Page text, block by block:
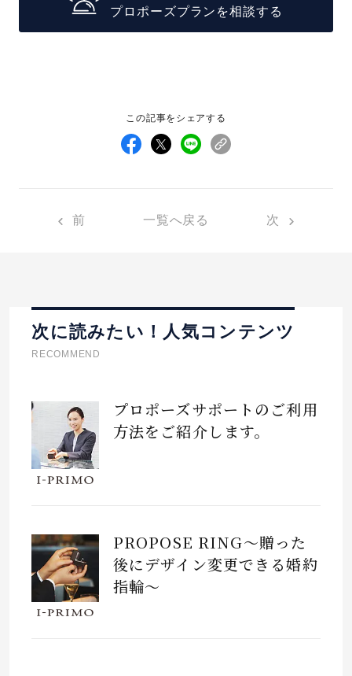
プロポーズプランを相談する
この記事をシェアする
前 一覧へ戻る 次
次に読みたい！人気コンテンツ
RECOMMEND
プロポーズサポートのご利用
方法をご紹介します。
PROPOSE RING～贈った
後にデザイン変更できる婚約
指輪～